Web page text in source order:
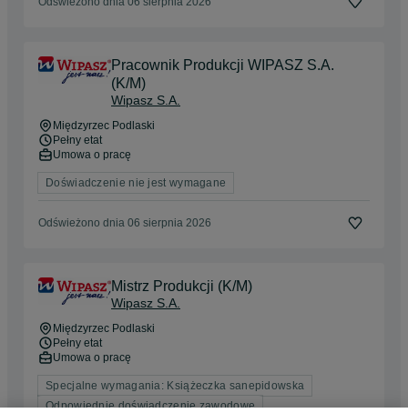
Pracownik Produkcji WIPASZ S.A.
(K/M)
Wipasz S.A.
Międzyrzec Podlaski
Pełny etat
Umowa o pracę
Doświadczenie nie jest wymagane
Odświeżono dnia 06 sierpnia 2026
Mistrz Produkcji (K/M)
Wipasz S.A.
Międzyrzec Podlaski
Pełny etat
Umowa o pracę
Specjalne wymagania: Książeczka sanepidowska
Odpowiednie doświadczenie zawodowe